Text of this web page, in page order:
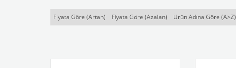
Fiyata Göre (Artan) Fiyata Göre (Azalan) Ürün Adına Göre (A>Z)